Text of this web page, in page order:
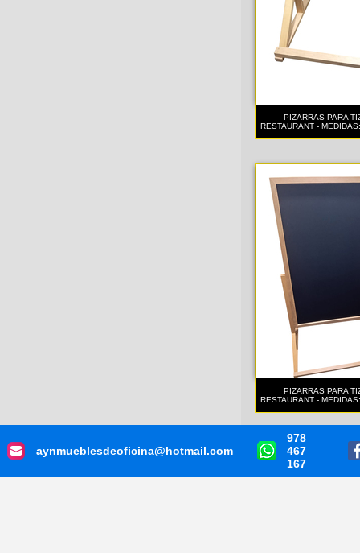
PIZARRAS PARA
RESTAURANT -
PIZARRAS PARA
RESTAURANT -
aynmueblesdeoficina@hotmail.com
978
467
167